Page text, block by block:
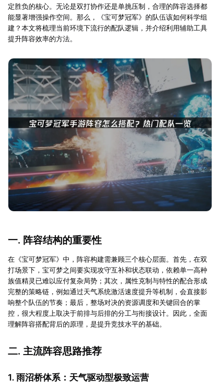
定胜负的核心。无论是双打协作还是单挑压制，合理的阵容选择都
能显著增强操作空间。那么，《宝可梦冠军》的队伍该如何科学组
建？本文将梳理当前环境下流行的配队逻辑，并介绍利用辅助工具
提升阵容效率的方法。
一. 阵容结构的重要性
在《宝可梦冠军》中，阵容构建需兼顾三个核心层面。首先，在双
打场景下，宝可梦之间要实现攻守互补和状态联动，依赖单一高种
族值精灵已难以应付复杂局势；其次，属性克制与特性的配合形成
完整的策略链，例如通过天气系统激活速度提升等机制，会直接影
响整个队伍的节奏；最后，整场对决的资源调度和关键回合的掌
控，很大程度上取决于前排与后排的分工与衔接设计。因此，全面
理解阵容搭配背后的原理，是提升竞技水平的基础。
二. 主流阵容思路推荐
1. 雨沼桥体系：天气驱动型极致运营